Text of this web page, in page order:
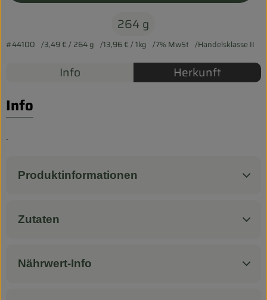
Pferdepension & Reitbetrieb
Firmenkunden
264 g
#44100 3,49 €/ 264 g 13,96 €/ 1kg 7% MwSt Handelsklasse II
Info Herkunft
Info
.
Produktinformationen
Zutaten
Nährwert-Info